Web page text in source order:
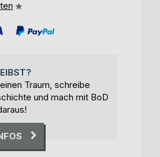
Traum, schreibe
und mach mit BoD